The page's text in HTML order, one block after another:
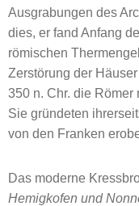
Ausgrabungen des
dies, er fand Anfang
römischen
Zerstörung der
350 n. Chr. die Römer
Sie gründeten
von den Franken
Das moderne
Hemigkofen und